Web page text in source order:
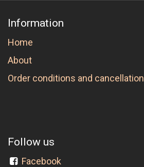
Information
Home
About
Order conditions and cancellation
Follow us
Facebook